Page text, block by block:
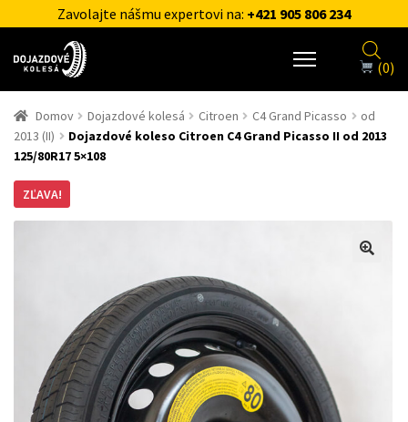
Zavolajte nášmu expertovi na: +421 905 806 234
(0)
Domov Dojazdové kolesá Citroen C4 Grand Picasso
od
2013 (II)
Dojazdové koleso Citroen C4 Grand Picasso II od 2013
125/80R17 5×108
ZĽAVA!